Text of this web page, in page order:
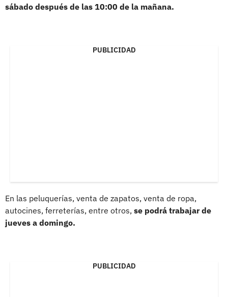
sábado después de las 10:00 de la mañana.
PUBLICIDAD
En las peluquerías, venta de zapatos, venta de ropa,
autocines, ferreterías, entre otros, se podrá trabajar de
jueves a domingo.
PUBLICIDAD